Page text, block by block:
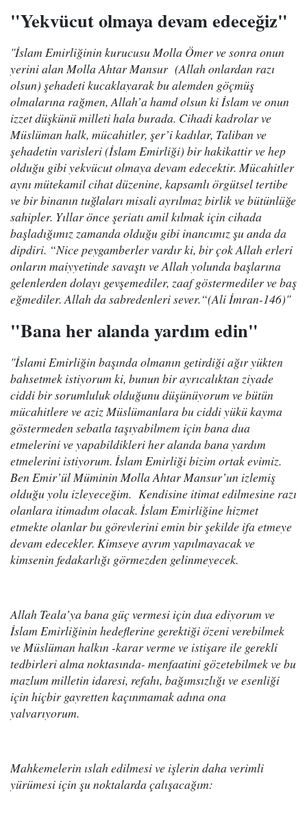
"Yekvücut olmaya devam edeceğiz"
"İslam Emirliğinin kurucusu Molla Ömer ve sonra onun
yerini alan Molla Ahtar Mansur (Allah onlardan razı
olsun) şehadeti kucaklayarak bu alemden göçmüş
olmalarına rağmen, Allah’a hamd olsun ki İslam ve onun
izzet düşkünü milleti hala burada. Cihadi kadrolar ve
Müslüman halk, mücahitler, şer’i kadılar, Taliban ve
şehadetin varisleri (İslam Emirliği) bir hakikattir ve hep
olduğu gibi yekvücut olmaya devam edecektir. Mücahitler
aynı mütekamil cihat düzenine, kapsamlı örgütsel tertibe
ve bir binanın tuğlaları misali ayrılmaz birlik ve bütünlüğe
sahipler. Yıllar önce şeriatı amil kılmak için cihada
başladığımız zamanda olduğu gibi inancımız şu anda da
dipdiri. “Nice peygamberler vardır ki, bir çok Allah erleri
onların maiyyetinde savaştı ve Allah yolunda başlarına
gelenlerden dolayı gevşemediler, zaaf göstermediler ve baş
eğmediler. Allah da sabredenleri sever.“(Ali İmran-146)"
"Bana her alanda yardım edin"
"İslami Emirliğin başında olmanın getirdiği ağır yükten
bahsetmek istiyorum ki, bunun bir ayrıcalıktan ziyade
ciddi bir sorumluluk olduğunu düşünüyorum ve bütün
mücahitlere ve aziz Müslümanlara bu ciddi yükü kayma
göstermeden sebatla taşıyabilmem için bana dua
etmelerini ve yapabildikleri her alanda bana yardım
etmelerini istiyorum. İslam Emirliği bizim ortak evimiz.
Ben Emir’ül Müminin Molla Ahtar Mansur’un izlemiş
olduğu yolu izleyeceğim. Kendisine itimat edilmesine razı
olanlara itimadım olacak. İslam Emirliğine hizmet
etmekte olanlar bu görevlerini emin bir şekilde ifa etmeye
devam edecekler. Kimseye ayrım yapılmayacak ve
kimsenin fedakarlığı görmezden gelinmeyecek.
Allah Teala’ya bana güç vermesi için dua ediyorum ve
İslam Emirliğinin hedeflerine gerektiği özeni verebilmek
ve Müslüman halkın -karar verme ve istişare ile gerekli
tedbirleri alma noktasında- menfaatini gözetebilmek ve bu
mazlum milletin idaresi, refahı, bağımsızlığı ve esenliği
için hiçbir gayretten kaçınmamak adına ona
yalvarıyorum.
Mahkemelerin ıslah edilmesi ve işlerin daha verimli
yürümesi için şu noktalarda çalışacağım: